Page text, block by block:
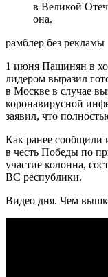
в Великой
она.
рамблер без рекламы
1 июня Пашинян в
лидером выразил
в Москве в случае
коронавирусной
заявил, что
Как ранее
в честь Победы по
участие колонна,
ВС республики.
Видео дня. Чем